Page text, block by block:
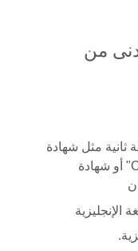
من
ثانية مثل شهادة
تدريس اللغة الإنجليزية للكبار "CELTA" أو شهادة